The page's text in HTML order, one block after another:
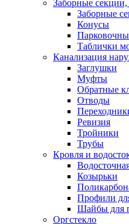
Заборные
Заборные
Конусы
Таблички
Канализация
Заглушки
Муфты
Обратные
Отводы
Ревизия
Тройники
Трубы
Кровля и
Козырьки
Профили
Шайбы для
Оргстекло